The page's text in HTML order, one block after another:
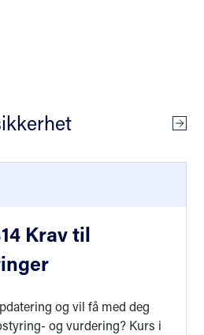
Alle
Krav til
og vil få med deg
og vurdering? Kurs i